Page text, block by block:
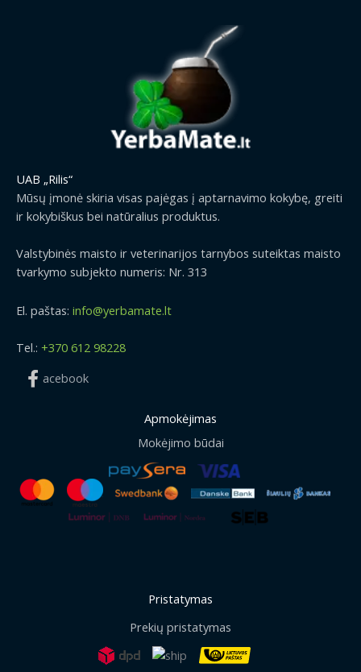
UAB „Rilis“
Mūsų įmonė skiria visas pajėgas į aptarnavimo kokybę, greiti
ir kokybiškus bei natūralius produktus.
Valstybinės maisto ir veterinarijos tarnybos suteiktas maisto
tvarkymo subjekto numeris: Nr. 313
El. paštas: info@yerbamate.lt
Tel.: +370 612 98228
acebook
Apmokėjimas
Mokėjimo būdai
Pristatymas
Prekių pristatymas